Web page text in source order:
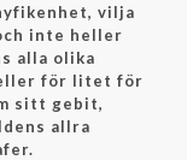
vilja
inte heller
alla olika
för litet för
sitt gebit,
allra